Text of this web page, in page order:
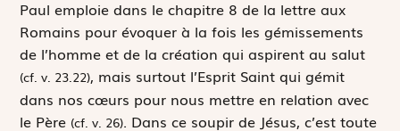
Paul emploie dans le chapitre 8 de la lettre aux
Romains pour évoquer à la fois les gémissements
de l’homme et de la création qui aspirent au salut
(cf. v. 23.22), mais surtout l’Esprit Saint qui gémit
dans nos cœurs pour nous mettre en relation avec
le Père (cf. v. 26). Dans ce soupir de Jésus, c’est toute